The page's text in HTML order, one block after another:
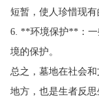
短暂，使人珍惜现有
6. **环境保护**：一
境的保护。
总之，墓地在社会
地方，也是生者反思